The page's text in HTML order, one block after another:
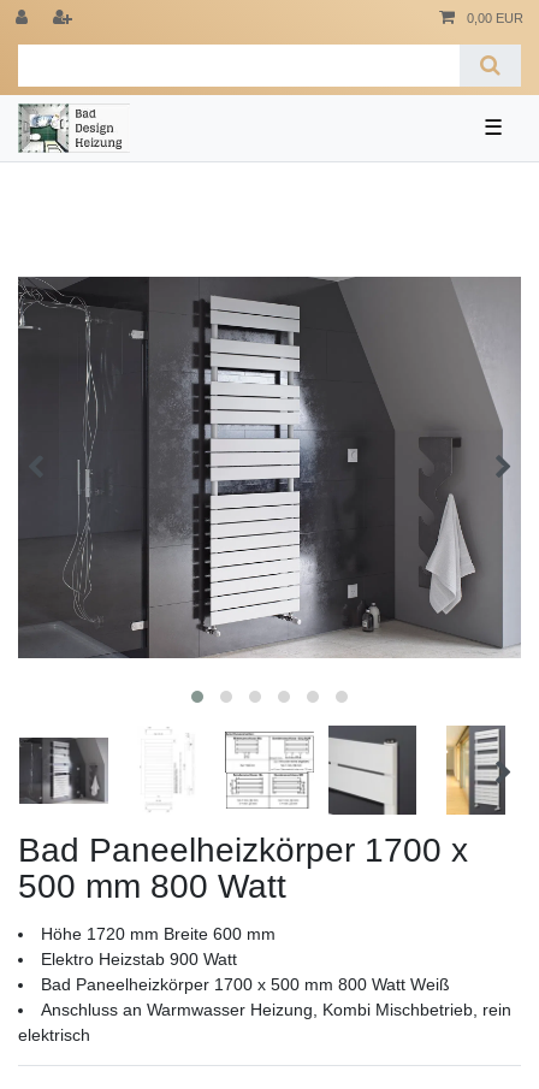
0,00 EUR
☰
Bad Paneelheizkörper 1700 x
500 mm 800 Watt
Höhe 1720 mm Breite 600 mm
Elektro Heizstab 900 Watt
Bad Paneelheizkörper 1700 x 500 mm 800 Watt Weiß
Anschluss an Warmwasser Heizung, Kombi Mischbetrieb, rein
elektrisch